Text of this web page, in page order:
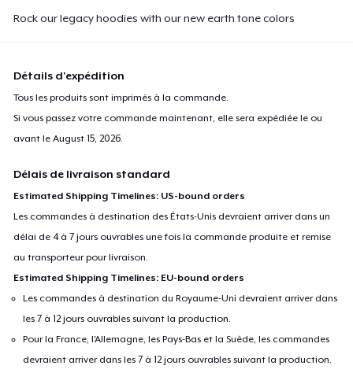
Rock our legacy hoodies with our new earth tone colors
Détails d'expédition
Tous les produits sont imprimés à la commande.
Si vous passez votre commande maintenant, elle sera expédiée le ou
avant leAugust 15, 2026
Délais de livraison standard
Estimated Shipping Timelines: US-bound orders
Les commandes à destination des États-Unis devraient arriver dans un
délai de 4 à 7 jours ouvrables une fois la commande produite et remise
au transporteur pour livraison.
Estimated Shipping Timelines: EU-bound orders
Les commandes à destination du Royaume-Uni devraient arriver dans
les 7 à 12 jours ouvrables suivant la production.
Pour la France, l'Allemagne, les Pays-Bas et la Suède, les commandes
devraient arriver dans les 7 à 12 jours ouvrables suivant la production.